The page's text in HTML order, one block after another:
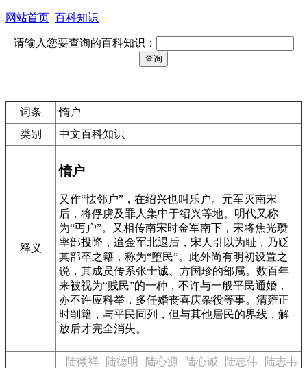
网站首页 百科知识
请输入您要查询的百科知识：
词条
惰户
类别
中文百科知识
释义
惰户
又作“怯邻户”，在绍兴也叫乐户。元军灭南宋
后，将俘虏及罪人集中于绍兴等地。明代又称
为“丐户”。又相传南宋时金军南下，宋将焦光瓒
率部投降，迨金军北退后，宋人引以为耻，乃贬
其部卒之籍，称为“堕民”。此外尚有明初设置之
说，其成员传系张士诚、方国珍的部属。数百年
来被视为“贱民”的一种，不许与一般平民通婚，
亦不许应科举，多任婚丧喜庆杂役等事。清雍正
时削籍，与平民同列，但与其他居民的界线，解
放后才完全消失。
陆徵祥 陆德明 陆心源 陆心诚 陆志伟
陆志韦